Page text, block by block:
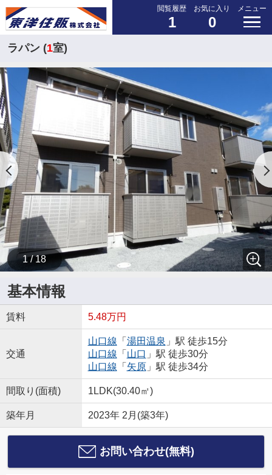
閲覧履歴
1
お気に入り
0
メニュー
ラパン (1室)
1 / 18
基本情報
賃料 5.48万円
交通
山口線 「 湯田温泉 」駅 徒歩15分
山口線 「 山口 」駅 徒歩30分
山口線 「 矢原」駅 徒歩34分
間取り(面積) 1LDK(30.40㎡)
築年月 2023年 2月(築3年)
お問い合わせ(無料)